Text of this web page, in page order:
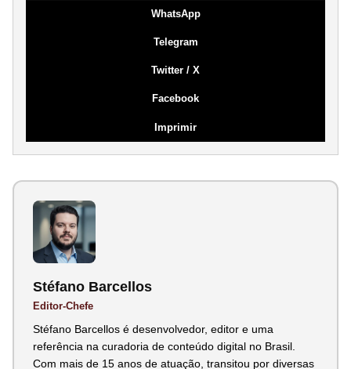
WhatsApp
Telegram
Twitter / X
Facebook
Imprimir
Stéfano Barcellos
Editor-Chefe
Stéfano Barcellos é desenvolvedor, editor e uma
referência na curadoria de conteúdo digital no Brasil.
Com mais de 15 anos de atuação, transitou por diversas